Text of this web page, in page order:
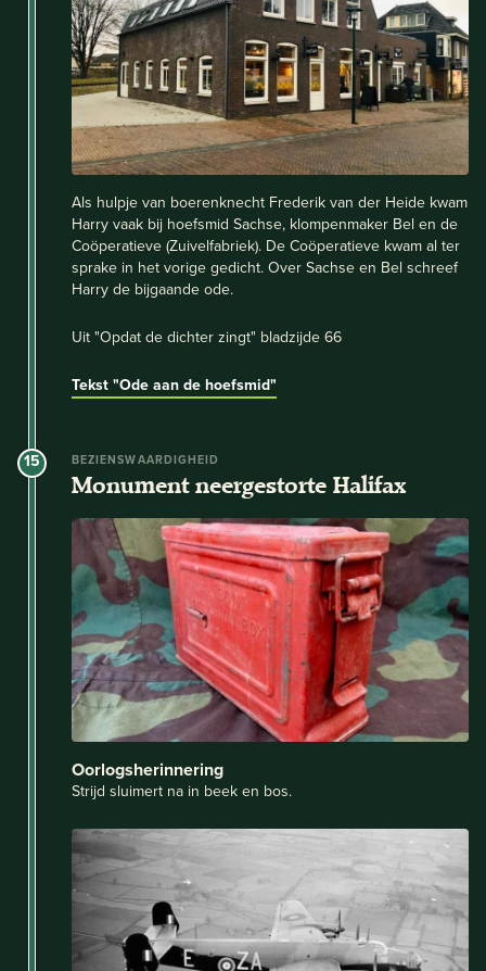
Als hulpje van boerenknecht Frederik van der Heide kwam
Harry vaak bij hoefsmid Sachse, klompenmaker Bel en de
Coöperatieve (Zuivelfabriek). De Coöperatieve kwam al ter
sprake in het vorige gedicht. Over Sachse en Bel schreef
Harry de bijgaande ode.
Uit "Opdat de dichter zingt" bladzijde 66
Tekst "Ode aan de hoefsmid"
15 BEZIENSWAARDIGHEID
Monument neergestorte Halifax
Oorlogsherinnering
Strijd sluimert na in beek en bos.